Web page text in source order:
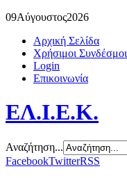
09Αύγουστος2026
Αρχική Σελίδα
Χρήσιμοι Συνδέσμοι
Login
Επικοινωνία
ΕΛ.Ι.Ε.Κ.
Αναζήτηση...
FacebookTwitterRSS